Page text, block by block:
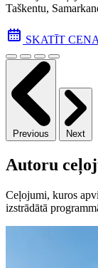
Taškentu,
SKATĪT
Previous Next
Autoru
Ceļojumi, kuros
izstrādātā